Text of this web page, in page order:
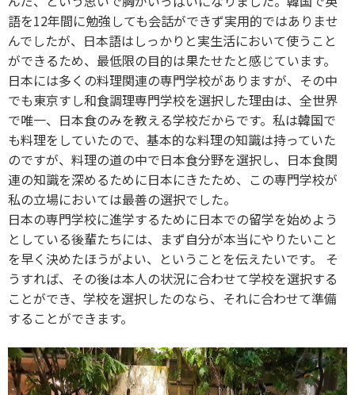
語を12年間に勉強しても会話ができず実用的ではありませ
んでしたが、日本語はしっかりと実生活において使うこと
ができるため、最低限の目的は果たせたと感じています。
日本には多くの料理関連の専門学校がありますが、その中
でも東京すし和食調理専門学校を選択した理由は、全世界
で唯一、日本食のみを教える学校だからです。私は韓国で
も料理をしていたので、基本的な料理の知識は持っていた
のですが、料理の道の中で日本食分野を選択し、日本食関
連の知識を深めるために日本にきたため、この専門学校が
私の立場においては最善の選択でした。
日本の専門学校に進学するために日本での留学を始めよう
としている後輩たちには、まず自分が本当にやりたいこと
を早く決めたほうがよい、ということを伝えたいです。 そ
うすれば、その後は本人の状況に合わせて学校を選択する
ことができ、学校を選択したのなら、それに合わせて準備
することができます。